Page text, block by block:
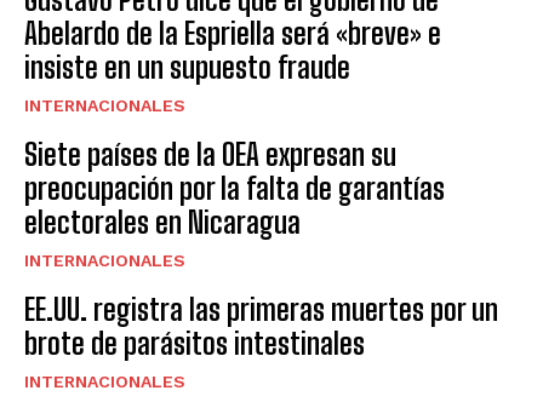
Abelardo de la Espriella será «breve» e
insiste en un supuesto fraude
INTERNACIONALES
Siete países de la OEA expresan su
preocupación por la falta de garantías
electorales en Nicaragua
INTERNACIONALES
EE.UU. registra las primeras muertes por un
brote de parásitos intestinales
INTERNACIONALES